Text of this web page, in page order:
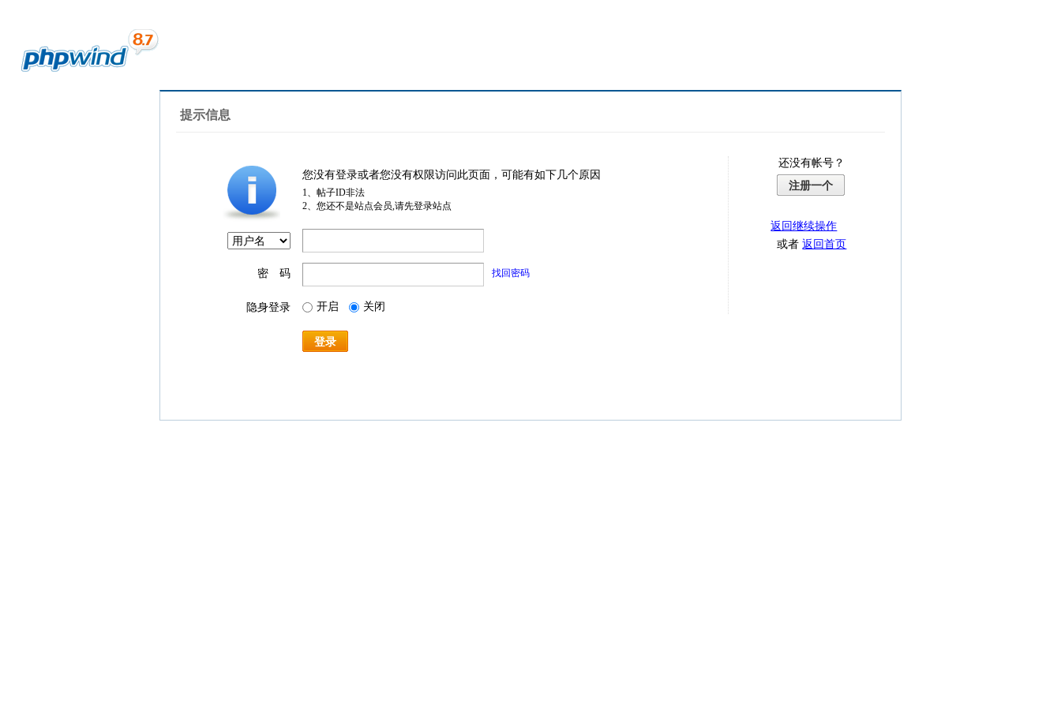
提示信息
您没有登录或者您没有权限访问此页面，可能有如下几个原因
1、帖子ID非法
2、您还不是站点会员,请先登录站点
密 码 找回密码
隐身登录 开启 关闭
登录
还没有帐号？
注册一个
返回继续操作
或者返回首页